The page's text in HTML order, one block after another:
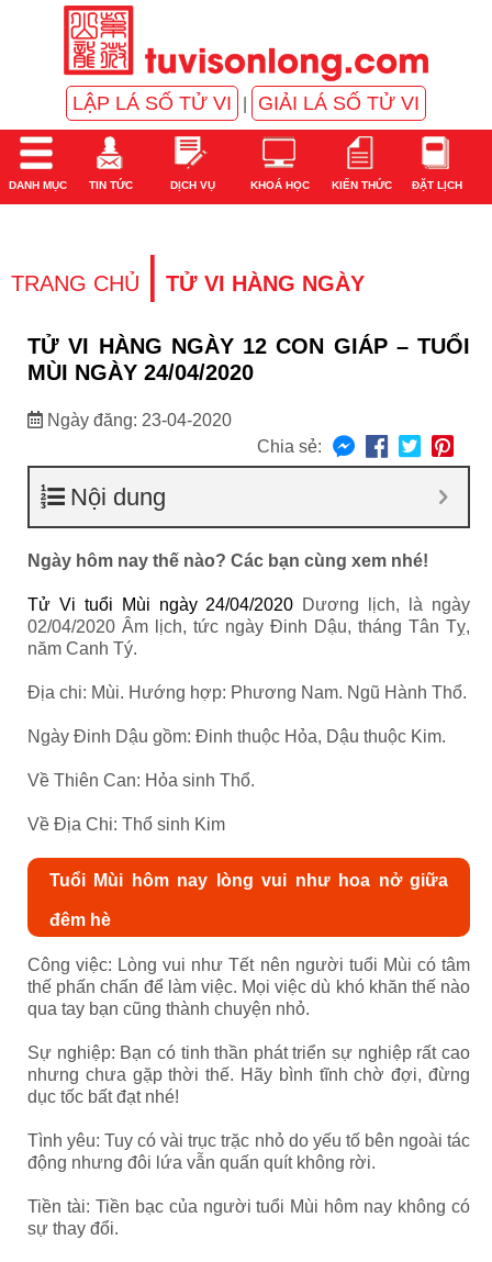
LẬP LÁ SỐ TỬ VI GIẢI LÁ SỐ TỬ VI
DANH MỤC TIN TỨC DỊCH VỤ KHOÁ HỌC KIẾN THỨC ĐẶT LỊCH
TRANG CHỦ | TỬ VI HÀNG NGÀY
TỬ VI HÀNG NGÀY 12 CON GIÁP – TUỔI
MÙI NGÀY 24/04/2020
Ngày đăng: 23-04-2020
Chia sẻ:
Nội dung
Ngày hôm nay thế nào? Các bạn cùng xem nhé!
Tử Vi tuổi Mùi ngày 24/04/2020 Dương lịch, là ngày
02/04/2020 Âm lịch, tức ngày Đinh Dậu, tháng Tân Tỵ,
năm Canh Tý.
Địa chi: Mùi. Hướng hợp: Phương Nam. Ngũ Hành Thổ.
Ngày Đinh Dậu gồm: Đinh thuộc Hỏa, Dậu thuộc Kim.
Về Thiên Can: Hỏa sinh Thổ.
Về Địa Chi: Thổ sinh Kim
Tuổi Mùi hôm nay lòng vui như hoa nở giữa
đêm hè
Công việc: Lòng vui như Tết nên người tuổi Mùi có tâm
thế phấn chấn để làm việc. Mọi việc dù khó khăn thế nào
qua tay bạn cũng thành chuyện nhỏ.
Sự nghiệp: Bạn có tinh thần phát triển sự nghiệp rất cao
nhưng chưa gặp thời thế. Hãy bình tĩnh chờ đợi, đừng
dục tốc bất đạt nhé!
Tình yêu: Tuy có vài trục trặc nhỏ do yếu tố bên ngoài tác
động nhưng đôi lứa vẫn quấn quít không rời.
Tiền tài: Tiền bạc của người tuổi Mùi hôm nay không có
sự thay đổi.